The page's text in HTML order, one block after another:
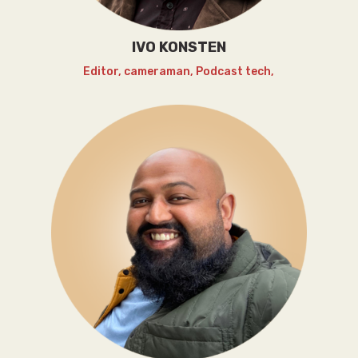
IVO KONSTEN
Editor, cameraman, Podcast tech,